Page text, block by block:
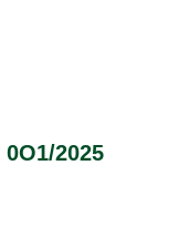
0O1/2025